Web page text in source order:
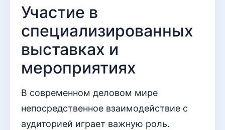
Участие в
специализированных
выставках и
мероприятиях
В современном деловом мире
непосредственное взаимодействие с
аудиторией играет важную роль.